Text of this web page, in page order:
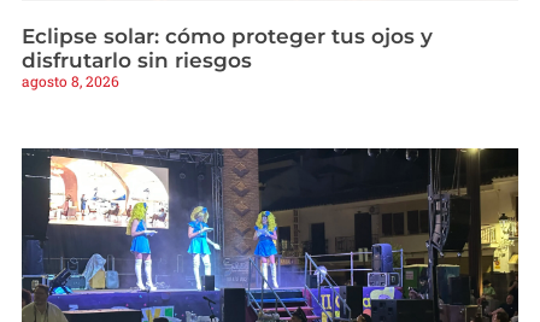
Eclipse solar: cómo proteger tus ojos y
disfrutarlo sin riesgos
agosto 8, 2026